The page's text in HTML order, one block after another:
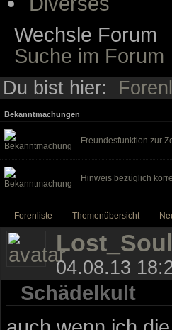
Wechsle Forum
Suche im Forum
Du bist hier:
Bekanntmachungen
Freundesfunktion zur
Hinweis bezüglich
Forenliste Themenübersicht
Lost_Soul
04.08.13
Schädelkult